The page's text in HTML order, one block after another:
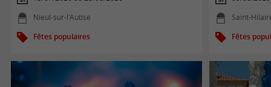
Nieul-sur-l'Autise
Fêtes populaires
Saint-
Fêtes